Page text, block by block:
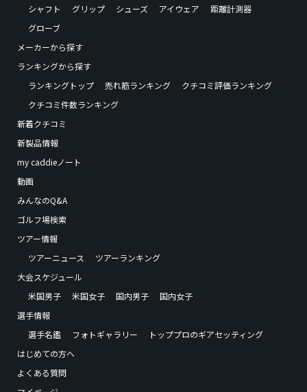
シャフト
グリップ シューズ アイウェア
距離計測器
グローブ
メーカーから探す
ランキングから探す
ランキングトップ
売れ筋ランキング
クチコミ評価ランキング
クチコミ件数ランキング
新着クチコミ
新製品情報
my caddieノート
動画
みんなのQ&A
ゴルフ場検索
ツアー情報
ツアーニュース
ツアーランキング
大会スケジュール
米国男子
米国女子 国内男子
国内女子
選手情報
選手名鑑
フォトギャラリー
トッププロのギアセッティング
はじめての方へ
よくある質問